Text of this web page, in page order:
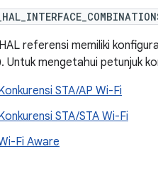
referensi memiliki
Untuk mengetahui petunjuk
STA/AP Wi-Fi
STA/STA Wi-Fi
Fi Aware